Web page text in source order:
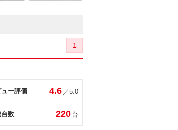
1
ュー評価 4.6 ／5.0
台数 220 台